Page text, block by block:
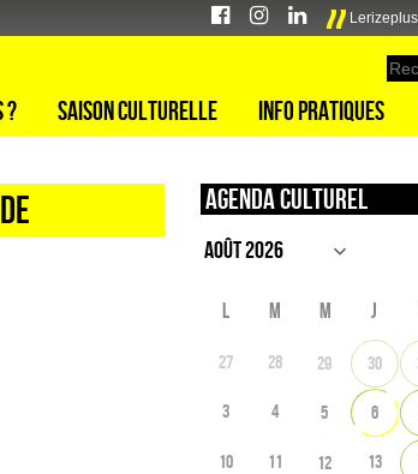
? Saison culturelle Info pratiques
Agenda culturel
L M M J
27 28 29 30
3 4 5 6
10 11 12 13